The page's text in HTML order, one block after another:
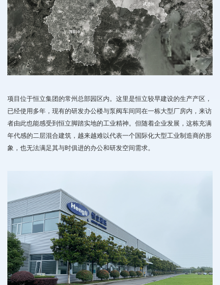
项目位于恒立集团的常州总部园区内。这里是恒立较早建设的生产产区，
已经使用多年，现有的研发办公楼与泵阀车间同在一栋大型厂房内，来访
者由此也能感受到恒立脚踏实地的工业精神。但随着企业发展，这栋充满
年代感的二层混合建筑，越来越难以代表一个国际化大型工业制造商的形
象，也无法满足其与时俱进的办公和研发空间需求。